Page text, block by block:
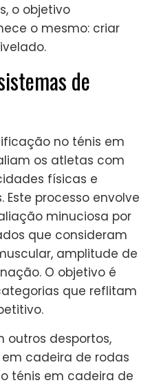
o objetivo
o mesmo: criar
de
no ténis em
os atletas com
físicas e
processo envolve
minuciosa por
que consideram
amplitude de
O objetivo é
que reflitam
outros desportos,
cadeira de rodas
ténis em cadeira de